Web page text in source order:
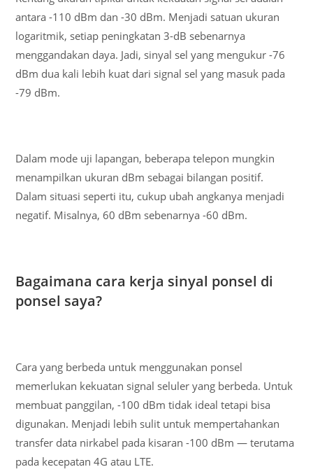
antara -110 dBm dan -30 dBm. Menjadi satuan ukuran
logaritmik, setiap peningkatan 3-dB sebenarnya
menggandakan daya. Jadi, sinyal sel yang mengukur -76
dBm dua kali lebih kuat dari signal sel yang masuk pada
-79 dBm.
Dalam mode uji lapangan, beberapa telepon mungkin
menampilkan ukuran dBm sebagai bilangan positif.
Dalam situasi seperti itu, cukup ubah angkanya menjadi
negatif. Misalnya, 60 dBm sebenarnya -60 dBm.
Bagaimana cara kerja sinyal ponsel di
ponsel saya?
Cara yang berbeda untuk menggunakan ponsel
memerlukan kekuatan signal seluler yang berbeda. Untuk
membuat panggilan, -100 dBm tidak ideal tetapi bisa
digunakan. Menjadi lebih sulit untuk mempertahankan
transfer data nirkabel pada kisaran -100 dBm — terutama
pada kecepatan 4G atau LTE.